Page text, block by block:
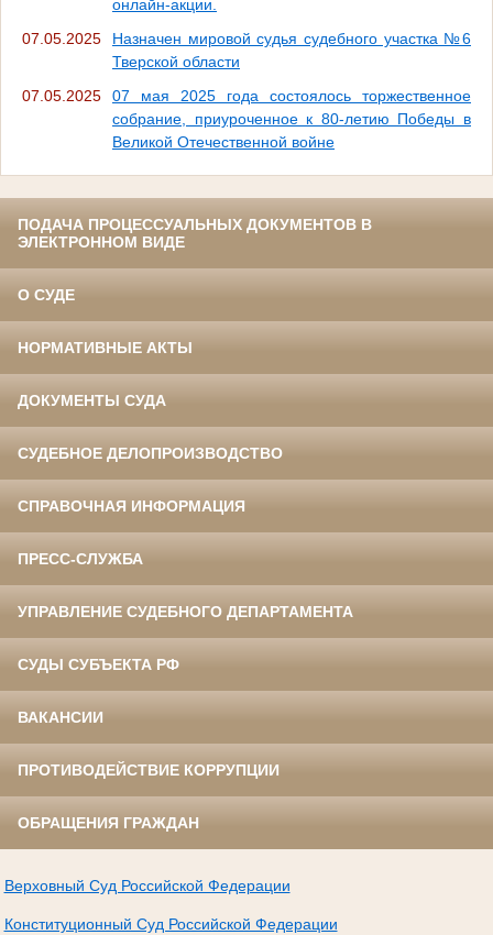
онлайн-акции.
07.05.2025
Назначен мировой судья судебного участка №6
Тверской области
07.05.2025
07 мая 2025 года состоялось торжественное
собрание, приуроченное к 80-летию Победы в
Великой Отечественной войне
ПОДАЧА ПРОЦЕССУАЛЬНЫХ ДОКУМЕНТОВ В
ЭЛЕКТРОННОМ ВИДЕ
О СУДЕ
НОРМАТИВНЫЕ АКТЫ
ДОКУМЕНТЫ СУДА
СУДЕБНОЕ ДЕЛОПРОИЗВОДСТВО
СПРАВОЧНАЯ ИНФОРМАЦИЯ
ПРЕСС-СЛУЖБА
УПРАВЛЕНИЕ СУДЕБНОГО ДЕПАРТАМЕНТА
СУДЫ СУБЪЕКТА РФ
ВАКАНСИИ
ПРОТИВОДЕЙСТВИЕ КОРРУПЦИИ
ОБРАЩЕНИЯ ГРАЖДАН
Верховный Суд Российской Федерации
Конституционный Суд Российской Федерации